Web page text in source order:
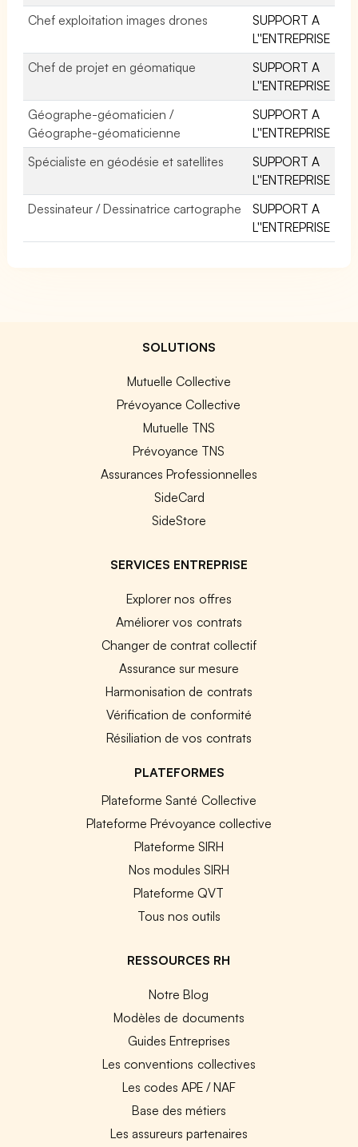
Chef exploitation images drones
SUPPORT A
L''ENTREPRISE
Chef de projet en géomatique
SUPPORT A
L''ENTREPRISE
Géographe-géomaticien /
Géographe-géomaticienne
SUPPORT A
L''ENTREPRISE
Spécialiste en géodésie et satellites
SUPPORT A
L''ENTREPRISE
Dessinateur / Dessinatrice cartographe
SUPPORT A
L''ENTREPRISE
SOLUTIONS
Mutuelle Collective
Prévoyance Collective
Mutuelle TNS
Prévoyance TNS
Assurances Professionnelles
SideCard
SideStore
SERVICES ENTREPRISE
Explorer nos offres
Améliorer vos contrats
Changer de contrat collectif
Assurance sur mesure
Harmonisation de contrats
Vérification de conformité
Résiliation de vos contrats
PLATEFORMES
Plateforme Santé Collective
Plateforme Prévoyance collective
Plateforme SIRH
Nos modules SIRH
Plateforme QVT
Tous nos outils
RESSOURCES RH
Notre Blog
Modèles de documents
Guides Entreprises
Les conventions collectives
Les codes APE / NAF
Base des métiers
Les assureurs partenaires